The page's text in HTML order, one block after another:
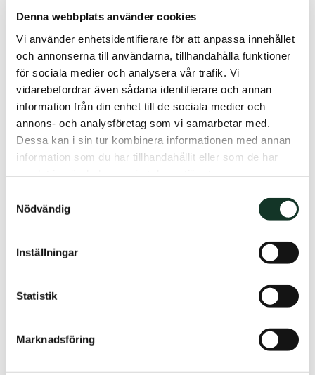
Denna webbplats använder cookies
Vi använder enhetsidentifierare för att anpassa innehållet
och annonserna till användarna, tillhandahålla funktioner
för sociala medier och analysera vår trafik. Vi
vidarebefordrar även sådana identifierare och annan
information från din enhet till de sociala medier och
annons- och analysföretag som vi samarbetar med.
Dessa kan i sin tur kombinera informationen med annan
information som du har tillhandahållit eller som de har
Nödvändig
Inställningar
Statistik
Marknadsföring
För dig som hyresgäst:
Blanketter
Flytta
Hyra och betalning
Parkering